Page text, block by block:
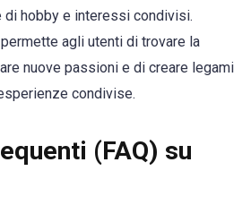
hobby e interessi condivisi.
agli utenti di trovare la
nuove passioni e di creare legami
condivise.
(FAQ) su